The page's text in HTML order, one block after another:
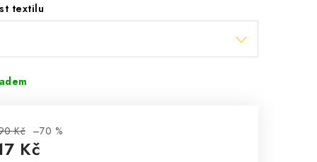
textilu
Kč –70 %
Kč